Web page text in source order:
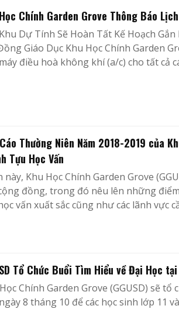
Chính Garden Grove Thông Báo
Dự Tính Sẽ Hoàn Tất Kế Hoạch
Giáo Dục Khu Học Chính Garden
điều hoà không khí (a/c) cho tất cả
Thường Niên Năm 2018-2019 của
Tựu Học Vấn
này, Khu Học Chính Garden Grove
đồng, trong đó nêu lên những
vấn xuất sắc cũng như các lãnh vực
Tổ Chức Buổi Tìm Hiểu về Đại Học
Chính Garden Grove (GGUSD) sẽ
8 tháng 10 để các học sinh lớp 11